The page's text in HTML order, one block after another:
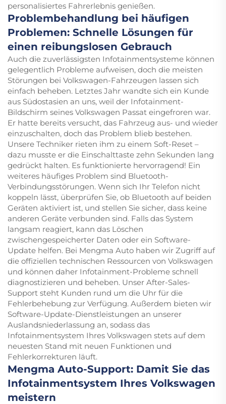
personalisiertes Fahrerlebnis genießen.
Problembehandlung bei häufigen
Problemen: Schnelle Lösungen für
einen reibungslosen Gebrauch
Auch die zuverlässigsten Infotainmentsysteme können
gelegentlich Probleme aufweisen, doch die meisten
Störungen bei Volkswagen-Fahrzeugen lassen sich
einfach beheben. Letztes Jahr wandte sich ein Kunde
aus Südostasien an uns, weil der Infotainment-
Bildschirm seines Volkswagen Passat eingefroren war.
Er hatte bereits versucht, das Fahrzeug aus- und wieder
einzuschalten, doch das Problem blieb bestehen.
Unsere Techniker rieten ihm zu einem Soft-Reset –
dazu musste er die Einschalttaste zehn Sekunden lang
gedrückt halten. Es funktionierte hervorragend! Ein
weiteres häufiges Problem sind Bluetooth-
Verbindungsstörungen. Wenn sich Ihr Telefon nicht
koppeln lässt, überprüfen Sie, ob Bluetooth auf beiden
Geräten aktiviert ist, und stellen Sie sicher, dass keine
anderen Geräte verbunden sind. Falls das System
langsam reagiert, kann das Löschen
zwischengespeicherter Daten oder ein Software-
Update helfen. Bei Mengma Auto haben wir Zugriff auf
die offiziellen technischen Ressourcen von Volkswagen
und können daher Infotainment-Probleme schnell
diagnostizieren und beheben. Unser After-Sales-
Support steht Kunden rund um die Uhr für die
Fehlerbehebung zur Verfügung. Außerdem bieten wir
Software-Update-Dienstleistungen an unserer
Auslandsniederlassung an, sodass das
Infotainmentsystem Ihres Volkswagen stets auf dem
neuesten Stand mit neuen Funktionen und
Fehlerkorrekturen läuft.
Mengma Auto-Support: Damit Sie das
Infotainmentsystem Ihres Volkswagen
meistern